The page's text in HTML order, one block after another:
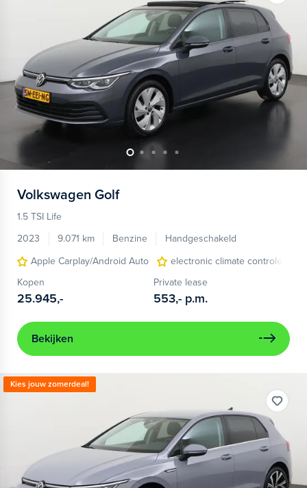
Volkswagen Golf
1.5 TSI Life
2023
9.071 km Benzine
Handgeschakeld
Apple Carplay/Android Auto
electronic climate controle
Kopen
25.945,-
Private lease
553,- p.m.
Bekijken
Kies jouw zomerdeal!